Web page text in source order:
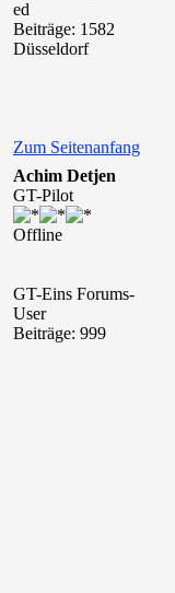
ed
Beiträge: 1582
Düsseldorf
Zum Seitenanfang
Achim Detjen
GT-Pilot
Offline
GT-Eins Forums-
User
Beiträge: 999